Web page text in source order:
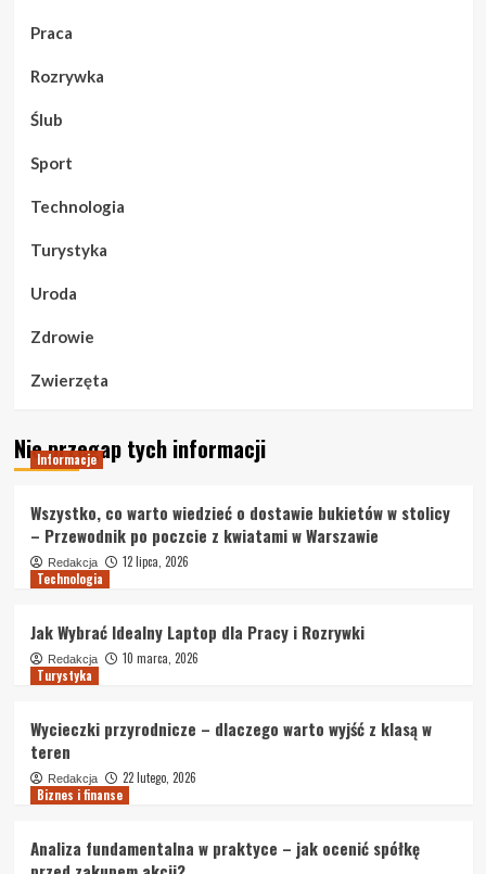
Praca
Rozrywka
Ślub
Sport
Technologia
Turystyka
Uroda
Zdrowie
Zwierzęta
Nie przegap tych informacji
Informacje
Wszystko, co warto wiedzieć o dostawie bukietów w stolicy
– Przewodnik po poczcie z kwiatami w Warszawie
Redakcja
12 lipca, 2026
Technologia
Jak Wybrać Idealny Laptop dla Pracy i Rozrywki
Redakcja
10 marca, 2026
Turystyka
Wycieczki przyrodnicze – dlaczego warto wyjść z klasą w
teren
Redakcja
22 lutego, 2026
Biznes i finanse
Analiza fundamentalna w praktyce – jak ocenić spółkę